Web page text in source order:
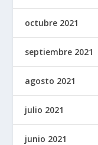
octubre 2021
septiembre 2021
agosto 2021
julio 2021
junio 2021